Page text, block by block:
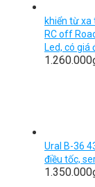
khiển từ xa
RC off
Led, có giá
1.260.000
Ural B-36
điều tốc,
1.350.000